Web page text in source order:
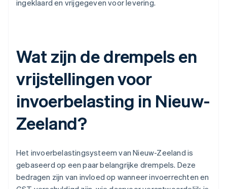
ingeklaard en vrijgegeven voor levering.
Wat zijn de drempels en
vrijstellingen voor
invoerbelasting in Nieuw-
Zeeland?
Het invoerbelastingsysteem van Nieuw-Zeeland is
gebaseerd op een paar belangrijke drempels. Deze
bedragen zijn van invloed op wanneer invoerrechten en